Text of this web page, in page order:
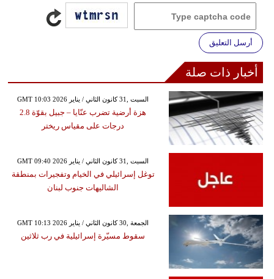
أرسل التعليق
أخبار ذات صلة
GMT 10:03 2026 السبت ,31 كانون الثاني / يناير
هزة أرضية تضرب عنّايا – جبيل بقوّة 2.8
درجات على مقياس ريختر
GMT 09:40 2026 السبت ,31 كانون الثاني / يناير
توغل إسرائيلي في الخيام وتفجيرات بمنطقة
الشاليهات جنوب لبنان
GMT 10:13 2026 الجمعة ,30 كانون الثاني / يناير
سقوط مسيّرة إسرائيلية في رب ثلاثين